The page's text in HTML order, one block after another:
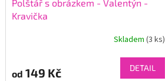
Polštář s obrázkem - Valentýn -
Kravička
Skladem (3 ks)
od 149 Kč DETAIL